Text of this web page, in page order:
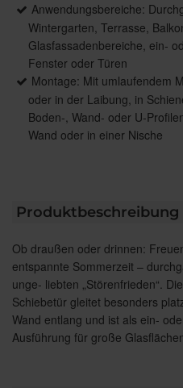
Anwendungsbereiche:
Wintergarten, Terrasse,
Glasfassadenbereiche, ein-
Fenster oder Türen
Montage: Mit umlaufendem
oder in der Laibung, in
Boden-, Wand- oder U-
Wand oder in einer Nische
Produktbeschreibung
Ob draußen oder drinnen:
entspannte Sommerzeit –
unge- liebten „Störenfrieden“.
Schiebetür gleitet besonders
Wand entlang und ist als ein-
Ausführung für große